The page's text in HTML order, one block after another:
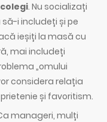
. Nu socializați
i includeți și pe
ieșiți la masă cu
mai includeți
„omului
considera relația
și favoritism.
manageri, mulți